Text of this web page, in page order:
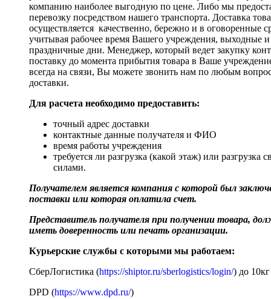
компанию наиболее выгодную по цене. Либо мы
перевозку посредством нашего транспорта. Доставка
осуществляется качественно, бережно и в оговоренные
учитывая рабочее время Вашего учреждения, выходные и
праздничные дни. Менеджер, который ведет закупку
поставку до момента прибытия товара в Ваше
всегда на связи, Вы можете звонить нам по любым
доставки.
Для расчета необходимо предоставить:
точный адрес доставки
контактные данные получателя и ФИО
время работы учреждения
требуется ли разгрузка (какой этаж) или разгрузка
силами.
Получателем является компания с которой был
поставки или которая оплатила счет.
Представитель получателя при получении товара,
иметь доверенность или печать организации.
Курьерские службы с которыми мы работаем:
СберЛогистика (https://shiptor.ru/sberlogistics/login/) до 10кг
DPD (https://www.dpd.ru/)